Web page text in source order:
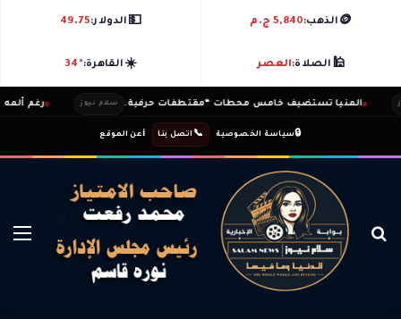
🪙 الذهب:5,840 ج.م 💵 الدولار:49.75
🕌 الصلاة:العصر ☀️ القاهرة:34°
المنيا تستضيف خامس محطات “مقتطفات حرفية. سلام نيوز رغم ألمه
🔒سياسة الخصوصية 📞 اتصل بنا ℹ️عن الموقع
بحث عن